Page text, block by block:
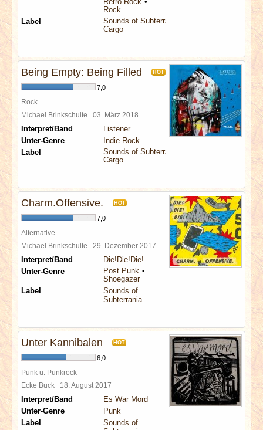
Rock
Label
Sounds of Subterrania
Cargo
Being Empty: Being Filled HOT
7,0
Rock
Michael Brinkschulte 03. März 2018
Interpret/Band
Listener
Unter-Genre
Indie Rock
Label
Sounds of Subterrania
Cargo
Charm.Offensive. HOT
7,0
Alternative
Michael Brinkschulte 29. Dezember 2017
Interpret/Band
Die!Die!Die!
Unter-Genre
Post Punk
Shoegazer
Label
Sounds of
Subterrania
Unter Kannibalen HOT
6,0
Punk u. Punkrock
Ecke Buck 18. August 2017
Interpret/Band
Es War Mord
Unter-Genre
Punk
Label
Sounds of